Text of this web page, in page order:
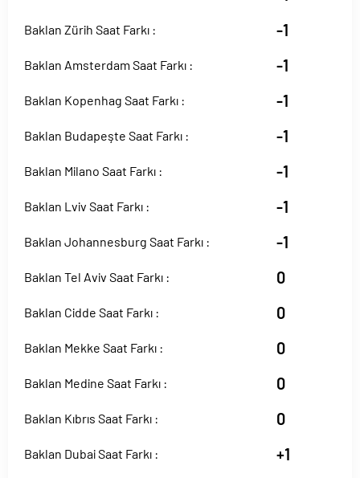
Baklan Zürih Saat Farkı : -1
Baklan Amsterdam Saat Farkı : -1
Baklan Kopenhag Saat Farkı : -1
Baklan Budapeşte Saat Farkı : -1
Baklan Milano Saat Farkı : -1
Baklan Lviv Saat Farkı : -1
Baklan Johannesburg Saat Farkı : -1
Baklan Tel Aviv Saat Farkı : 0
Baklan Cidde Saat Farkı : 0
Baklan Mekke Saat Farkı : 0
Baklan Medine Saat Farkı : 0
Baklan Kıbrıs Saat Farkı : 0
Baklan Dubai Saat Farkı : +1